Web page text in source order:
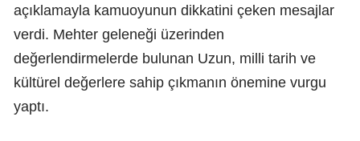
açıklamayla kamuoyunun dikkatini çeken mesajlar
verdi. Mehter geleneği üzerinden
değerlendirmelerde bulunan Uzun, milli tarih ve
kültürel değerlere sahip çıkmanın önemine vurgu
yaptı.